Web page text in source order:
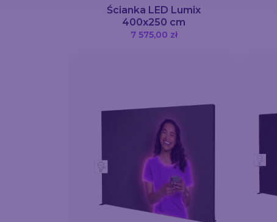
Ścianka LED Lumix
400x250 cm
7 575,00 zł